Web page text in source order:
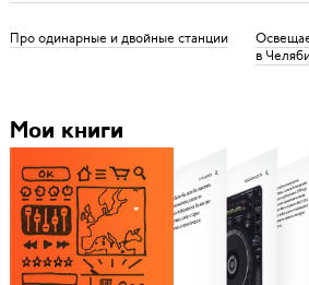
Про одинарные и двойные станции
в
Мои книги